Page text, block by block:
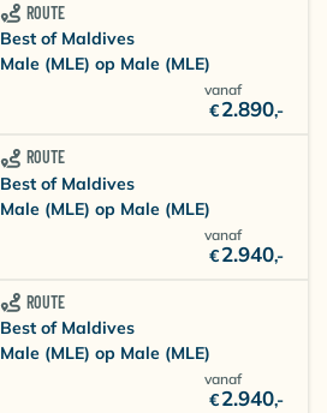
ROUTE
Best of Maldives
Male (MLE) op Male (MLE)
vanaf
€2.890,-
ROUTE
Best of Maldives
Male (MLE) op Male (MLE)
vanaf
€2.940,-
ROUTE
Best of Maldives
Male (MLE) op Male (MLE)
vanaf
€2.940,-